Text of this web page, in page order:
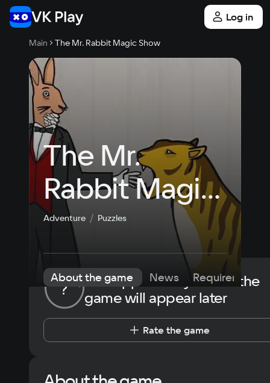
Log in
Main The Mr. Rabbit Magic Show
The Mr.
Rabbit Magic
Show
Adventure Puzzles
About the game News Requirements
?
The opportunity to rate the
game will appear later
Rate the game